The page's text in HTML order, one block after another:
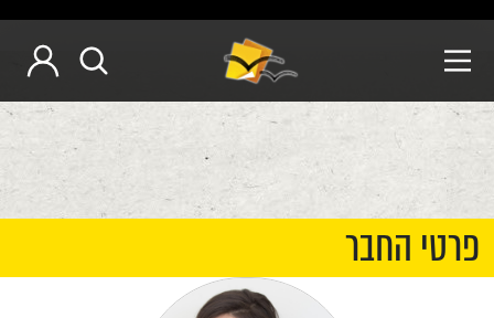
פרטי החבר